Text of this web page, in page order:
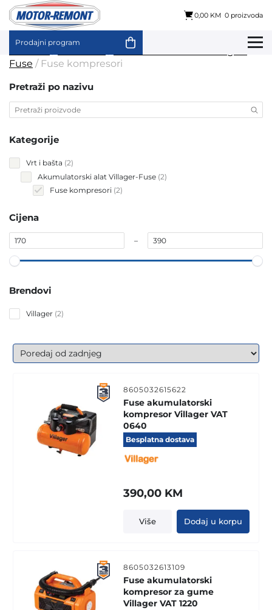
content
0,00 KM 0 proizvoda
Prodajni program
Početna Vrt i bašta
Akumulatorski alat Villager-
Fuse / Fuse kompresori
Pretraži po nazivu
Kategorije
Vrt i bašta 22
Akumulatorski alat Villager-Fuse 22
Fuse kompresori 22
Cijena
–
Brendovi
Villager 22
8605032615622
Fuse akumulatorski
kompresor Villager VAT
0640
Besplatna dostava
390,00 KM
Više Dodaj u korpu
8605032613109
Fuse akumulatorski
kompresor za gume
Villager VAT 1220